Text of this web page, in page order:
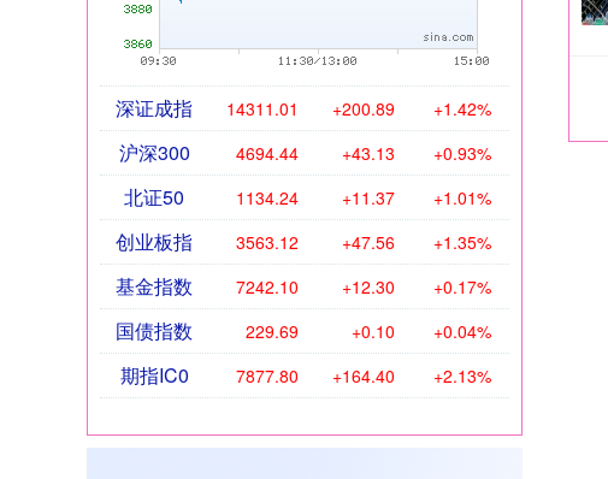
深证成指 14311.01 +200.89 +1.42%
沪深300 4694.44 +43.13 +0.93%
北证50 1134.24 +11.37 +1.01%
创业板指 3563.12 +47.56 +1.35%
基金指数 7242.10 +12.30 +0.17%
国债指数 229.69 +0.10 +0.04%
期指IC0 7877.80 +164.40 +2.13%